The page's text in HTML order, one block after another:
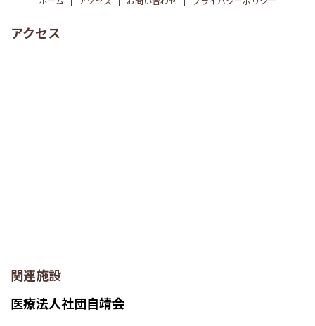
アクセス
関連施設
医療法人社団自靖会